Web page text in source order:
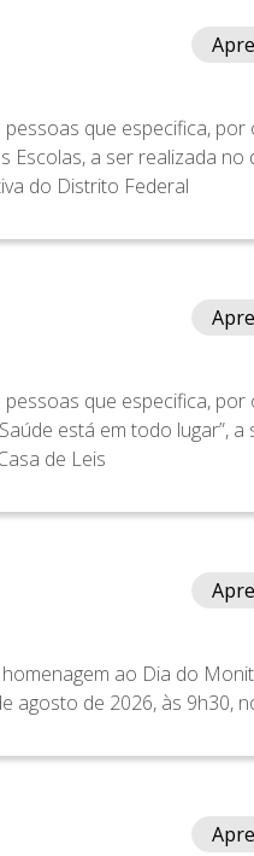
que especifica, por
Escolas, a ser realizada no
do Distrito Federal
que especifica,
está em todo lugar”,
de Leis
ao Dia do
agosto de 2026, às 9h30,